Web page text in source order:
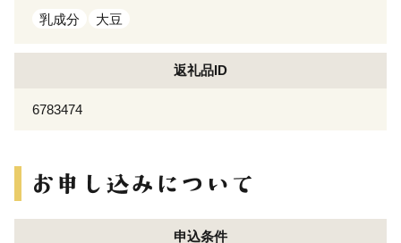
乳成分 大豆
返礼品ID
6783474
申込条件